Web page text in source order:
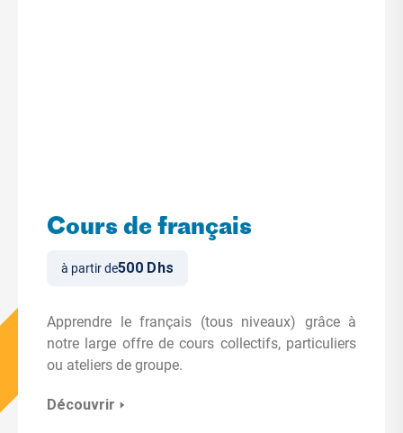
Cours de français
à partir de500 Dhs
Apprendre le français (tous niveaux) grâce à
notre large offre de cours collectifs, particuliers
ou ateliers de groupe.
Découvrir